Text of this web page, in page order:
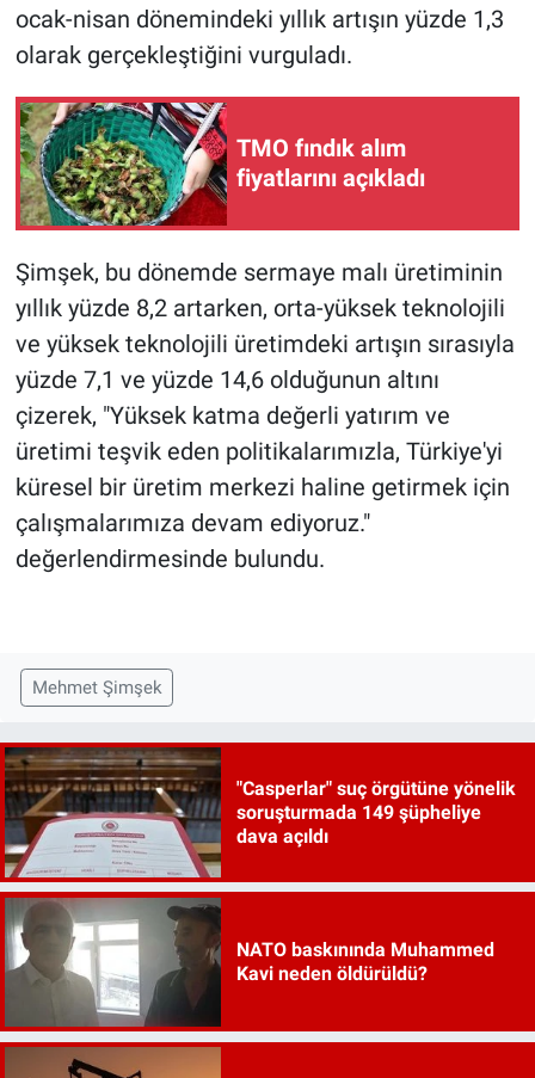
ocak-nisan dönemindeki yıllık artışın yüzde 1,3
olarak gerçekleştiğini vurguladı.
TMO fındık alım
fiyatlarını açıkladı
Şimşek, bu dönemde sermaye malı üretiminin
yıllık yüzde 8,2 artarken, orta-yüksek teknolojili
ve yüksek teknolojili üretimdeki artışın sırasıyla
yüzde 7,1 ve yüzde 14,6 olduğunun altını
çizerek, "Yüksek katma değerli yatırım ve
üretimi teşvik eden politikalarımızla, Türkiye'yi
küresel bir üretim merkezi haline getirmek için
çalışmalarımıza devam ediyoruz."
değerlendirmesinde bulundu.
Mehmet Şimşek
"Casperlar" suç örgütüne yönelik
soruşturmada 149 şüpheliye
dava açıldı
NATO baskınında Muhammed
Kavi neden öldürüldü?